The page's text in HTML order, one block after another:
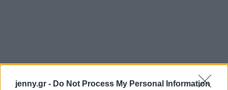
jenny.gr - Do Not Process My Personal Information